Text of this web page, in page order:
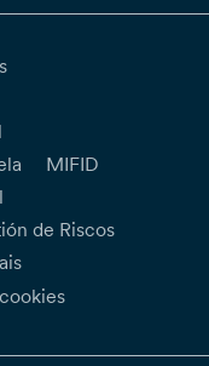
MIFID
de Riscos